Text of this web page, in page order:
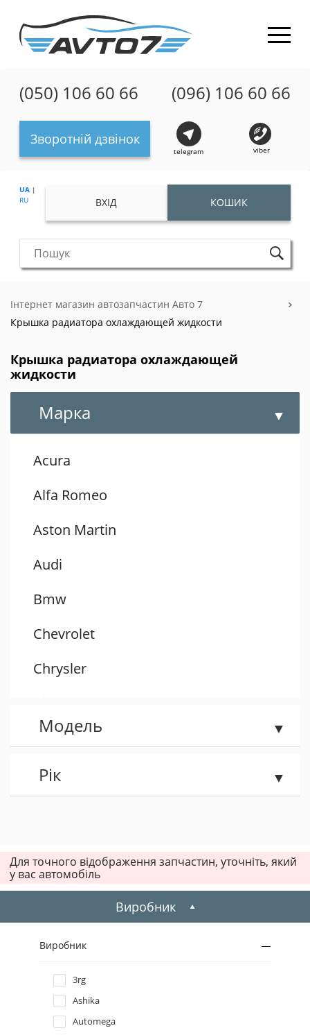
(050) 106 60 66 (096) 106 60 66
Зворотній дзвінок
telegram viber
UA |
RU
ВХІД КОШИК
Інтернет магазин автозапчастин Авто 7
Крышка радиатора охлаждающей жидкости
Крышка радиатора охлаждающей
жидкости
Марка
Acura
Alfa Romeo
Aston Martin
Audi
Bmw
Chevrolet
Chrysler
Dacia
Daewoo
Ford
Hummer
Hyundai
Infiniti
Модель
Рік
Для точного відображення запчастин, уточніть, який
у вас автомобіль
Виробник
Виробник
3rg
Ashika
Automega